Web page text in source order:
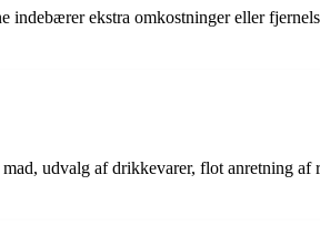
ekstra omkostninger eller
udvalg af drikkevarer, flot anretning af